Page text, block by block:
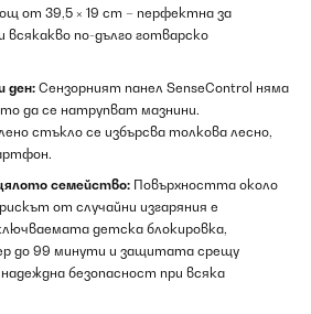
от 39,5 × 19 cm – перфектна за
всякакво по-дълго готварско
ден: Сензорният панел SenseControl няма
да се натрупват мазнини.
стъкло се избърсва толкова лесно,
семейство: Повърхността около
от случайни изгаряния е
детска блокировка,
до 99 минути и защитата срещу
безопасност при всяка